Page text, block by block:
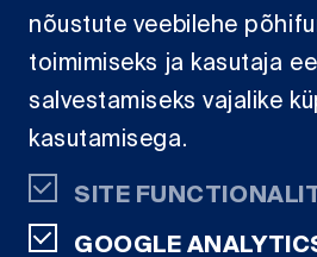
Sadamast
Dokumendid
nõustute veebilehe
toimimiseks ja kasutaja
salvestamiseks vajalike
kasutamisega.
SITE
GOOGLE